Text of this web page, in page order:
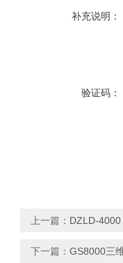
补充说明：
验证码：
上一篇： DZLD-
下一篇： GS8000三